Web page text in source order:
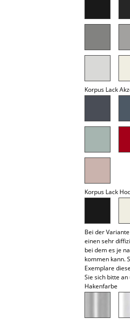
Outdoor-Leuchten
Nachttische & Bettzubehör
Korpus Lack
Korpus Lack
Bei der
einen sehr
bei dem es je
kommen kann.
Exemplare
Sie sich bitte
Hakenfarbe